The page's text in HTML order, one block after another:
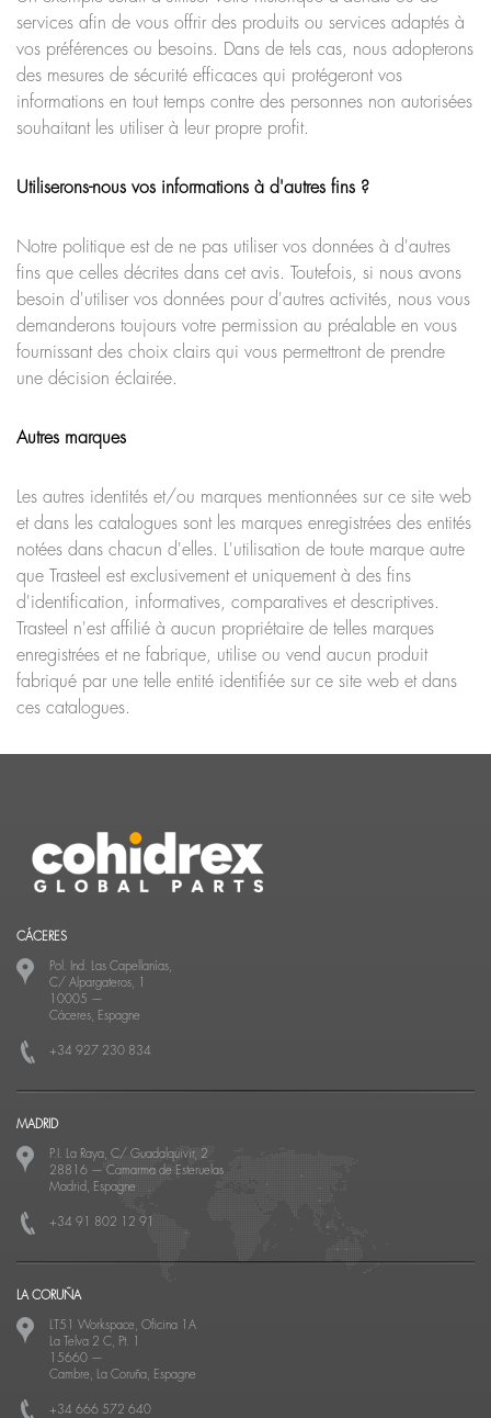
services afin de vous offrir des produits ou services adaptés à
vos préférences ou besoins. Dans de tels cas, nous adopterons
des mesures de sécurité efficaces qui protégeront vos
informations en tout temps contre des personnes non autorisées
souhaitant les utiliser à leur propre profit.
Utiliserons-nous vos informations à d'autres fins ?
Notre politique est de ne pas utiliser vos données à d'autres
fins que celles décrites dans cet avis. Toutefois, si nous avons
besoin d'utiliser vos données pour d'autres activités, nous vous
demanderons toujours votre permission au préalable en vous
fournissant des choix clairs qui vous permettront de prendre
une décision éclairée.
Autres marques
Les autres identités et/ou marques mentionnées sur ce site web
et dans les catalogues sont les marques enregistrées des entités
notées dans chacun d'elles. L'utilisation de toute marque autre
que Trasteel est exclusivement et uniquement à des fins
d'identification, informatives, comparatives et descriptives.
Trasteel n'est affilié à aucun propriétaire de telles marques
enregistrées et ne fabrique, utilise ou vend aucun produit
fabriqué par une telle entité identifiée sur ce site web et dans
ces catalogues.
CÁCERES
Pol. Ind. Las Capellanías,
C/ Alpargateros, 1
10005 —
Cáceres, Espagne
+34 927 230 834
MADRID
P.I. La Raya, C/ Guadalquivir, 2
28816 — Camarma de Esteruelas
Madrid, Espagne
+34 91 802 12 91
LA CORUÑA
LT51 Workspace, Oficina 1A
La Telva 2 C, Pt. 1
15660 —
Cambre, La Coruña, Espagne
+34 666 572 640